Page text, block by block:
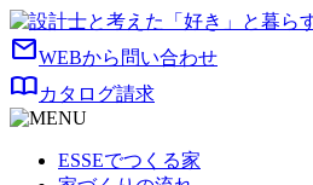
mailWEBから問い合わせ
import_contactsカタログ請求
ESSEでつくる家